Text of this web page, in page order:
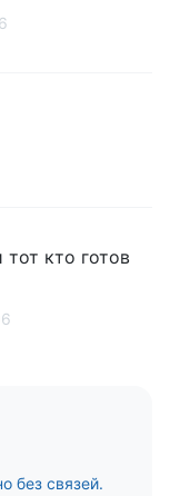
тот кто готов
без связей.